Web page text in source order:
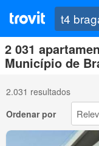
2 031
Município de
2.031 resultados
Ordenar por